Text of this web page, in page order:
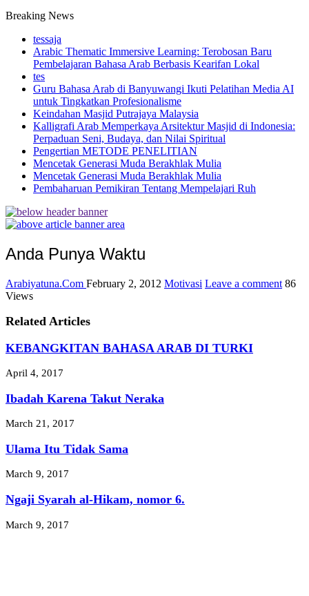
Breaking News
tessaja
Arabic Thematic Immersive Learning: Terobosan Baru
Pembelajaran Bahasa Arab Berbasis Kearifan Lokal
tes
Guru Bahasa Arab di Banyuwangi Ikuti Pelatihan Media AI
untuk Tingkatkan Profesionalisme
Keindahan Masjid Putrajaya Malaysia
Kalligrafi Arab Memperkaya Arsitektur Masjid di Indonesia:
Perpaduan Seni, Budaya, dan Nilai Spiritual
Pengertian METODE PENELITIAN
Mencetak Generasi Muda Berakhlak Mulia
Mencetak Generasi Muda Berakhlak Mulia
Pembaharuan Pemikiran Tentang Mempelajari Ruh
Anda Punya Waktu
Arabiyatuna.Com February 2, 2012 Motivasi Leave a comment 86
Views
Related Articles
KEBANGKITAN BAHASA ARAB DI TURKI
April 4, 2017
Ibadah Karena Takut Neraka
March 21, 2017
Ulama Itu Tidak Sama
March 9, 2017
Ngaji Syarah al-Hikam, nomor 6.
March 9, 2017